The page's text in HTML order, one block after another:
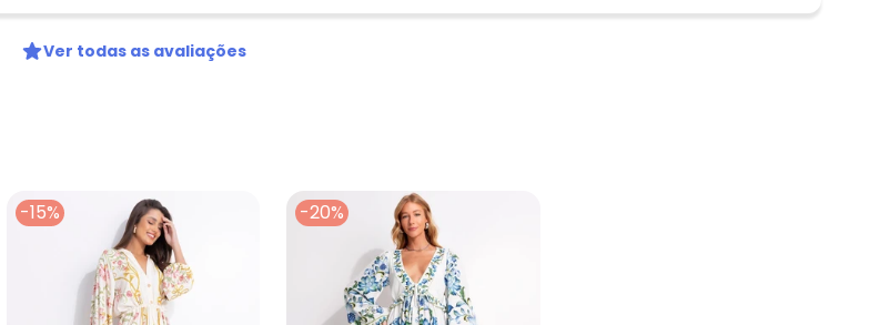
Ver todas as avaliações
-15% -20%